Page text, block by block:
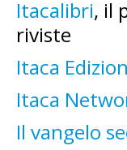
Itacalibri, il
riviste
Itaca
Itaca
Il vangelo